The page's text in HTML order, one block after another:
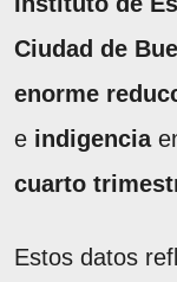
Ciudad de
enorme
e indigencia
cuarto
Estos datos